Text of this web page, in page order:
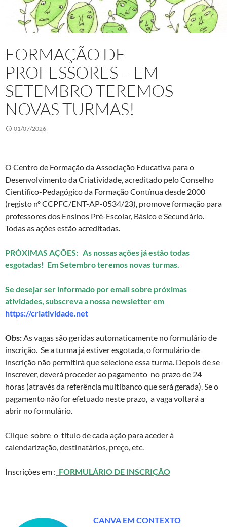
FORMAÇÃO DE
PROFESSORES – EM
SETEMBRO TEREMOS
NOVAS TURMAS!
01/07/2026
O Centro de Formação da Associação Educativa para o
Desenvolvimento da Criatividade, acreditado pelo Conselho
Científico-Pedagógico da Formação Contínua desde 2000
(registo nº CCPFC/ENT-AP-0534/23), promove formação para
professores dos Ensinos Pré-Escolar, Básico e Secundário.
Todas as ações estão acreditadas.
PRÓXIMAS AÇÕES: As nossas ações já estãotodas
esgotadas! Em Setembro teremos novas turmas.
Se desejar ser informado por email sobre próximas
atividades, subscreva a nossa newsletter em
https://criatividade.net
Obs:As vagas são geridas automaticamente no formulário de
inscrição. Se a turma já estiver esgotada, o formulário de
inscrição não permitirá que selecione essa turma. Depois de se
inscrever, deverá proceder ao pagamento no prazo de 24
horas (através da referência multibanco que será gerada). Se o
pagamento não for efetuado neste prazo, a vaga voltará a
abrir no formulário.
Clique sobre o título de cada ação para aceder à
calendarização, destinatários, preço, etc.
Inscrições em : FORMULÁRIO DE INSCRIÇÃO
CANVA EM CONTEXTO